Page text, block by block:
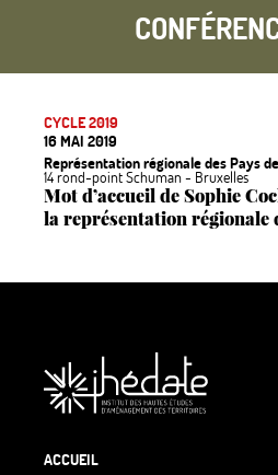
CYCLE 2019
16 MAI 2019
Représentation régionale des Pays
14 rond-point Schuman - Bruxelles
Mot d’accueil de Sophie
la représentation régionale
ACCUEIL